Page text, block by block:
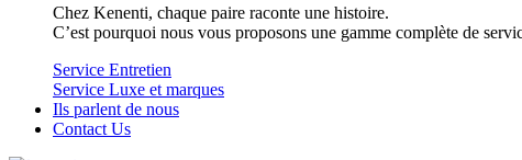
Chez Kenenti, chaque paire raconte une histoire.
C’est pourquoi nous vous proposons une gamme complète de
Service Entretien
Service Luxe et marques
Ils parlent de nous
Contact Us